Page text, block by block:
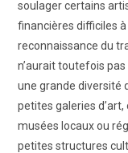
soulager certains
financières difficiles
reconnaissance du
n’aurait toutefois
une grande diversité
petites galeries
musées locaux ou
petites structures